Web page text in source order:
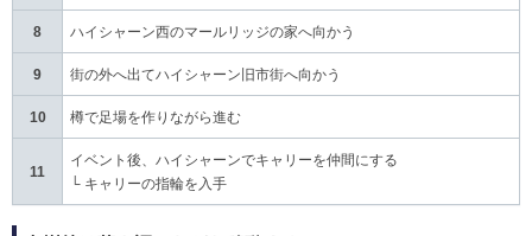
8 ハイシャーン西のマールリッジの家へ向かう
9 街の外へ出てハイシャーン旧市街へ向かう
10 樽で足場を作りながら進む
11
イベント後、ハイシャーンでキャリーを仲間にする
└ キャリーの指輪を入手